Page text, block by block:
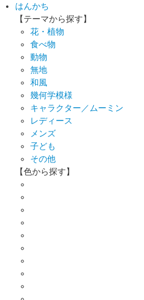
はんかち
【テーマから探す】
花・植物
食べ物
動物
無地
和風
幾何学模様
キャラクター／ムーミン
レディース
メンズ
子ども
その他
【色から探す】